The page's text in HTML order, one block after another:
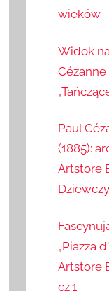
wieków
Widok na
Paul
(1885):
Artstore
„Piazza
Artstore
cz.1